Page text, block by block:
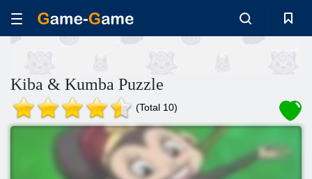
Kiba & Kumba Puzzle
(Total 10)